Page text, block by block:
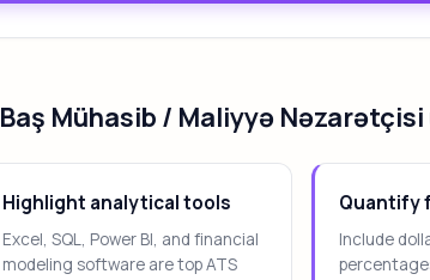
Baş Mühasib / Maliyyə
Highlight analytical tools
Excel, SQL, Power BI, and financial
modeling software are top ATS
Quantify
Include